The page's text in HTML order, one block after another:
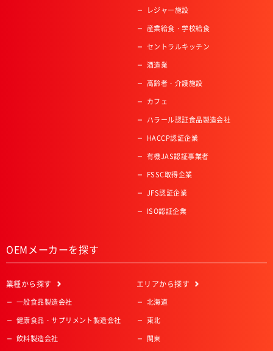
レジャー施設
産業給食・学校給食
セントラルキッチン
酒造業
高齢者・介護施設
カフェ
ハラール認証食品製造会社
HACCP認証企業
有機JAS認証事業者
FSSC取得企業
JFS認証企業
ISO認証企業
OEMメーカーを探す
業種から探す
一般食品製造会社
健康食品・サプリメント製造会社
飲料製造会社
エリアから探す
北海道
東北
関東